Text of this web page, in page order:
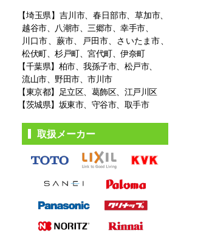
【埼玉県】吉川市、春日部市、草加市、
越谷市、八潮市、三郷市、幸手市、
川口市、蕨市、戸田市、さいたま市、
松伏町、杉戸町、宮代町、伊奈町
【千葉県】柏市、我孫子市、松戸市、
流山市、野田市、市川市
【東京都】足立区、葛飾区、江戸川区
【茨城県】坂東市、守谷市、取手市
取扱メーカー